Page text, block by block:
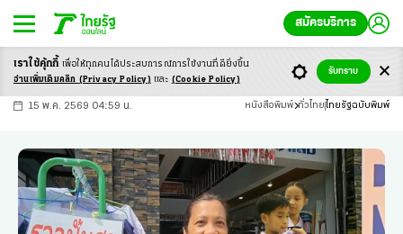
สมัครบริการ
-ก ก ก+
15 พ.ค. 2569 04:59 น. หนังสือพิมพ์ ทั่วไทย ไทยรัฐฉบับพิมพ์
เราใช้คุ้กกี้ เพื่อให้ทุกคนได้ประสบการณ์การใช้งานที่ดียิ่งขึ้น
อ่านเพิ่มเติมคลิก (Privacy Policy) และ (Cookie Policy)
รับทราบ